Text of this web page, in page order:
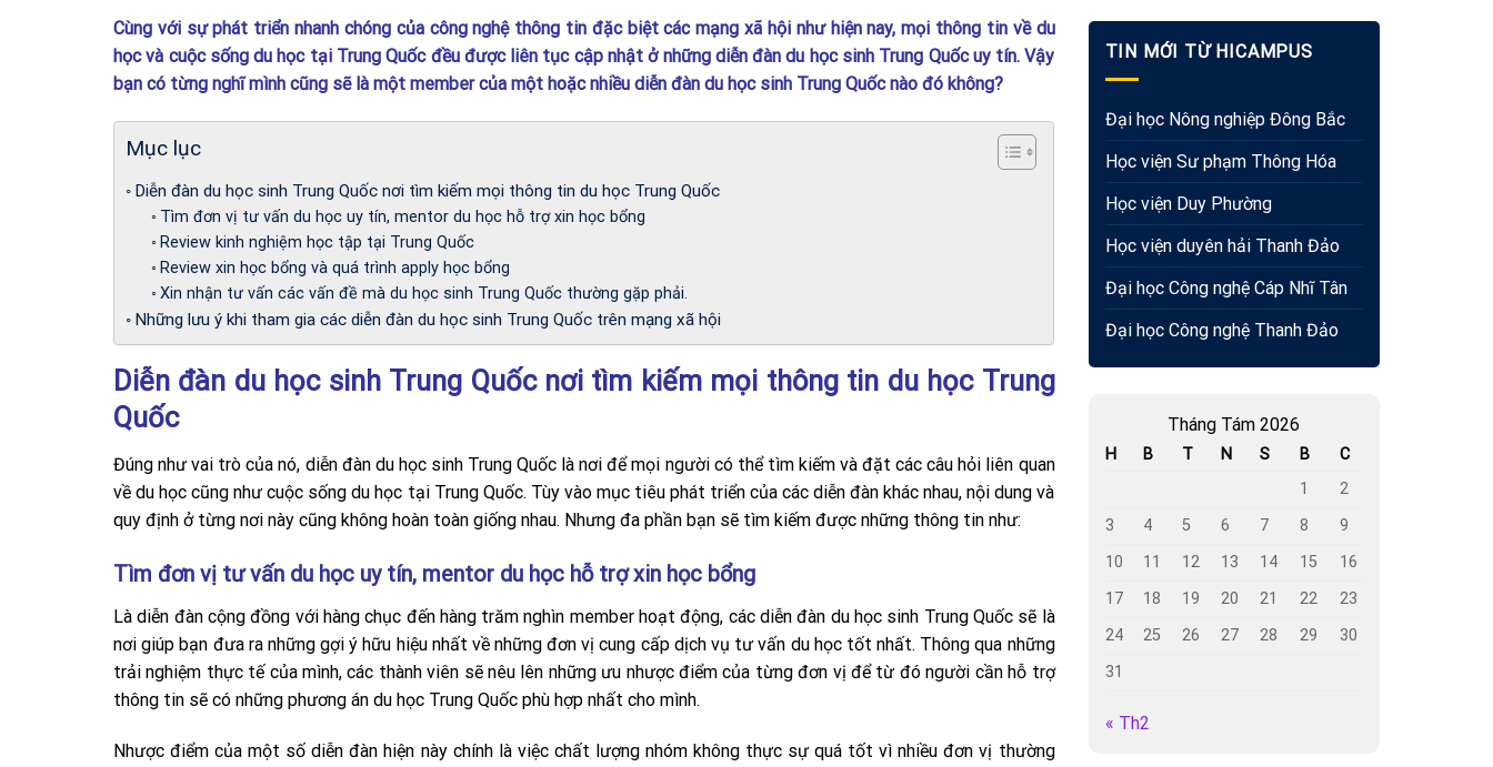
Cùng với sự phát triển nhanh chóng của công nghệ thông tin đặc biệt các mạng xã hội như hiện nay, mọi thông tin về du
học và cuộc sống du học tại Trung Quốc đều được liên tục cập nhật ở những diễn đàn du học sinh Trung Quốc uy tín. Vậy
bạn có từng nghĩ mình cũng sẽ là một member của một hoặc nhiều diễn đàn du học sinh Trung Quốc nào đó không?
Mục lục
Diễn đàn du học sinh Trung Quốc nơi tìm kiếm mọi thông tin du học Trung Quốc
Tìm đơn vị tư vấn du học uy tín, mentor du học hỗ trợ xin học bổng
Review kinh nghiệm học tập tại Trung Quốc
Review xin học bổng và quá trình apply học bổng
Xin nhận tư vấn các vấn đề mà du học sinh Trung Quốc thường gặp phải.
Những lưu ý khi tham gia các diễn đàn du học sinh Trung Quốc trên mạng xã hội
Diễn đàn du học sinh Trung Quốc nơi tìm kiếm mọi thông tin du học Trung
Quốc
Đúng như vai trò của nó, diễn đàn du học sinh Trung Quốc là nơi để mọi người có thể tìm kiếm và đặt các câu hỏi liên quan
về du học cũng như cuộc sống du học tại Trung Quốc. Tùy vào mục tiêu phát triển của các diễn đàn khác nhau, nội dung và
quy định ở từng nơi này cũng không hoàn toàn giống nhau. Nhưng đa phần bạn sẽ tìm kiếm được những thông tin như:
Tìm đơn vị tư vấn du học uy tín, mentor du học hỗ trợ xin học bổng
Là diễn đàn cộng đồng với hàng chục đến hàng trăm nghìn member hoạt động, các diễn đàn du học sinh Trung Quốc sẽ là
nơi giúp bạn đưa ra những gợi ý hữu hiệu nhất về những đơn vị cung cấp dịch vụ tư vấn du học tốt nhất. Thông qua những
trải nghiệm thực tế của mình, các thành viên sẽ nêu lên những ưu nhược điểm của từng đơn vị để từ đó người cần hỗ trợ
thông tin sẽ có những phương án du học Trung Quốc phù hợp nhất cho mình.
Nhược điểm của một số diễn đàn hiện này chính là việc chất lượng nhóm không thực sự quá tốt vì nhiều đơn vị thường
TIN MỚI TỪ HICAMPUS
Đại học Nông nghiệp Đông Bắc
Học viện Sư phạm Thông Hóa
Học viện Duy Phường
Học viện duyên hải Thanh Đảo
Đại học Công nghệ Cáp Nhĩ Tân
Đại học Công nghệ Thanh Đảo
Tháng Tám 2026
H B T N S B
C
1
2
3
4 5 6 7 8
9
10
11 12 13 14 15
16
17
18 19 20 21 22
23
24
25 26 27 28 29
30
31
« Th2